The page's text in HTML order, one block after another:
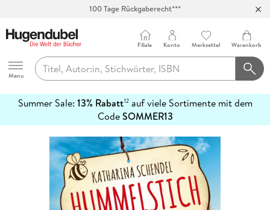
100 Tage Rückgaberecht***
Hugendubel
Menu
Filiale Konto Merkzettel Warenkorb
Summer Sale: 13% Rabatt12auf viele Sortimente mit dem
CodeSOMMER13
erfahren